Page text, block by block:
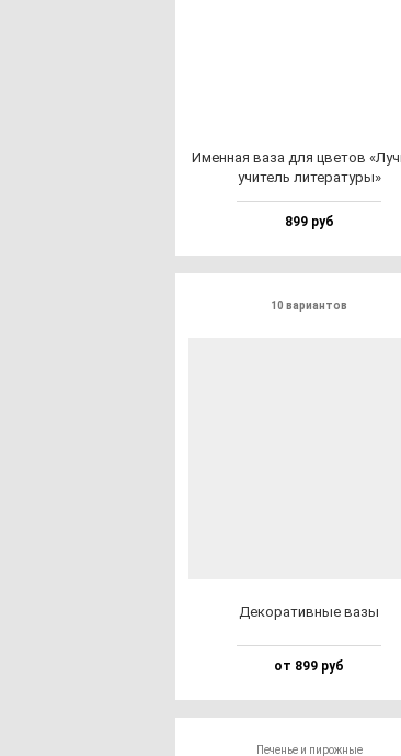
Имен­ная ва­за для цве­тов
учи­тель ли­те­ра­ту­ры»
899 руб
10 вариантов
Деко­ра­тив­ные ва­зы
от 899 руб
Печенье и пирожные